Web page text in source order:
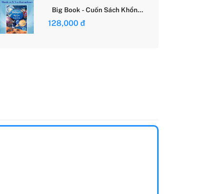
Big Book - Cuốn Sách Khổng
Hành Tinh (Tái Bản)
128,000 đ